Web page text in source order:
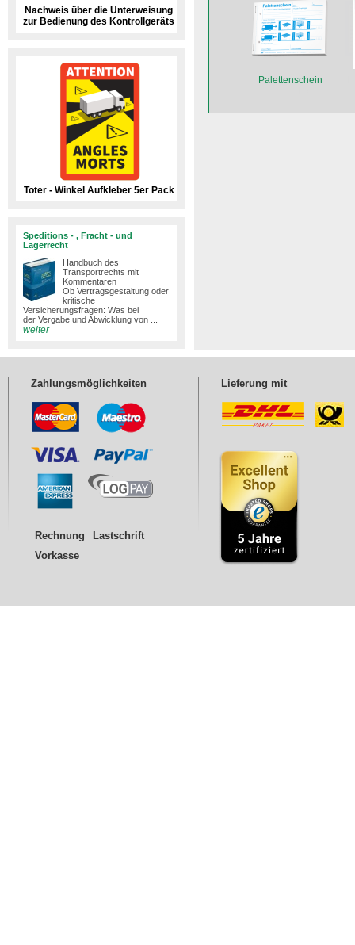
Nachweis über die Unterweisung
zur Bedienung des Kontrollgeräts
Toter - Winkel Aufkleber 5er Pack
Speditions - , Fracht - und
Lagerrecht
Handbuch des
Transportrechts mit
Kommentaren
Ob Vertragsgestaltung oder
kritische
Versicherungsfragen: Was bei
der Vergabe und Abwicklung von ...
weiter
Palettenschein
Zahlungsmöglichkeiten
Rechnung
Lastschrift
Vorkasse
Lieferung mit